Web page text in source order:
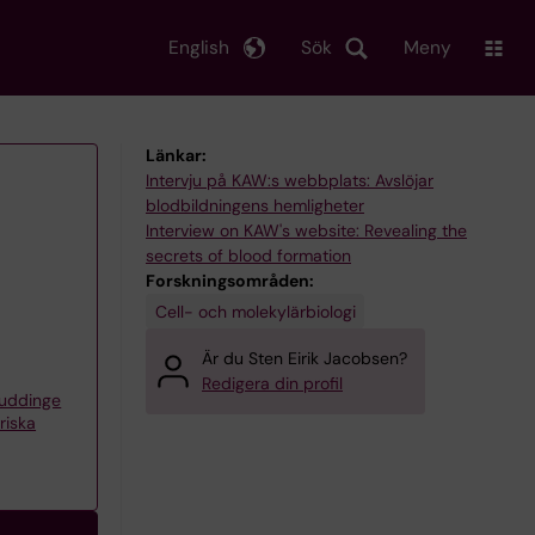
Sök
English Meny
Länkar:
Intervju på KAW:s webbplats: Avslöjar
blodbildningens hemligheter
Interview on KAW's website: Revealing the
secrets of blood formation
Forskningsområden:
Cell- och molekylärbiologi
Är du Sten Eirik Jacobsen?
Redigera din profil